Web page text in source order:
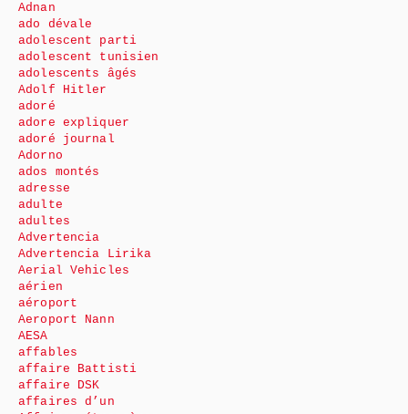
Adnan
ado dévale
adolescent parti
adolescent tunisien
adolescents âgés
Adolf Hitler
adoré
adore expliquer
adoré journal
Adorno
ados montés
adresse
adulte
adultes
Advertencia
Advertencia Lirika
Aerial Vehicles
aérien
aéroport
Aeroport Nann
AESA
affables
affaire Battisti
affaire DSK
affaires d’un